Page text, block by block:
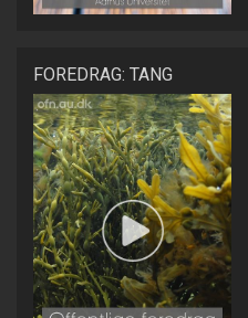
FOREDRAG: TANG